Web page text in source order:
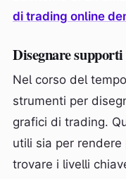
di trading online
Disegnare
Nel corso del
strumenti per
grafici di trading.
utili sia per
trovare i livelli